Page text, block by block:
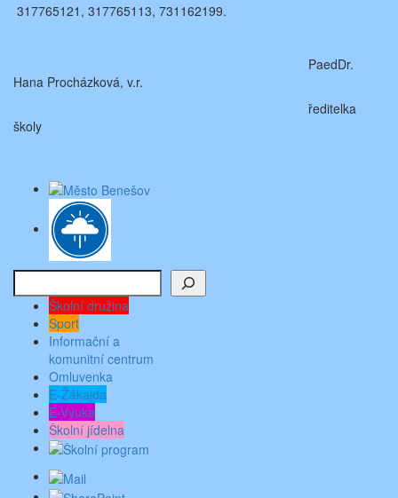
317765121, 317765113, 731162199.
PaedDr.
Hana Procházková, v.r.
ředitelka
školy
Školní družina
Sport
Informační a
komunitní centrum
Omluvenka
E-Žákajda
E-Výuka
Školní jídelna